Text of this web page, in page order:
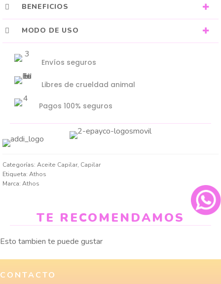
BENEFICIOS
MODO DE USO
Envíos seguros
Libres de crueldad animal
Pagos 100% seguros
Categorías: Aceite Capilar, Capilar
Etiqueta: Athos
Marca: Athos
TE RECOMENDAMOS
Esto tambien te puede gustar
CONTACTO